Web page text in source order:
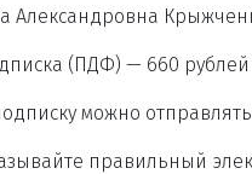
Александровна
(ПДФ) — 660
можно
правильный